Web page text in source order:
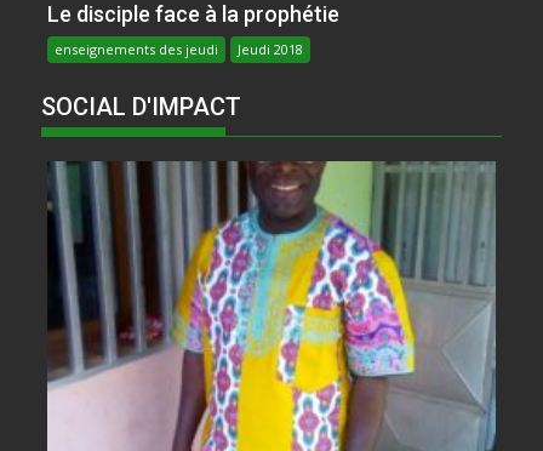
Le disciple face à la prophétie
enseignements des jeudi Jeudi 2018
SOCIAL D'IMPACT